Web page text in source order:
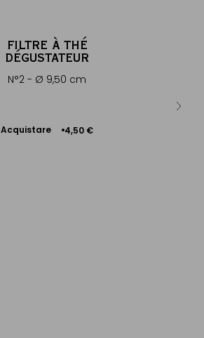
FILTRE À THÉ
DÉGUSTATEUR
N°2 - Ø 9,50 cm
Acquistare 4,50 €
Aggiungere